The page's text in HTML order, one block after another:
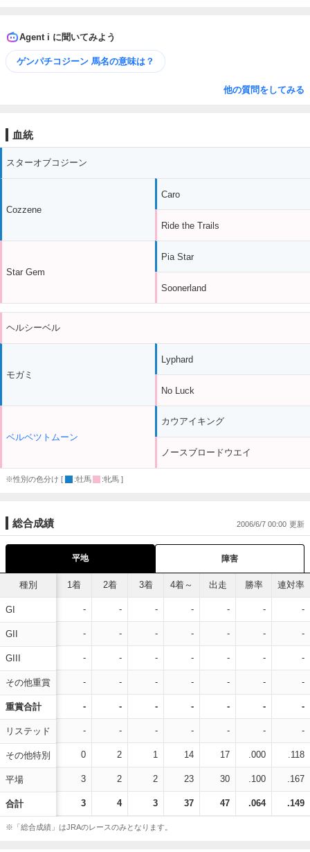
Agent i に聞いてみよう
ゲンパチコジーン 馬名の意味は？
他の質問をしてみる
血統
スターオブコジーン
Cozzene
Star Gem
Caro
Ride the Trails
Pia Star
Soonerland
ヘルシーベル
モガミ
ベルベツトムーン
Lyphard
No Luck
カウアイキング
ノースブロードウエイ
※性別の色分け [ :牡馬 :牝馬 ]
総合成績 2006/6/7 00:00
平地 障害
種別
GI
GII
GIII
その他重賞
重賞合計
リステッド
その他特別
平場
合計
1着 2着 3着 4着～ 出走 勝率 連対率
- - - - - - -
- - - - - - -
- - - - - - -
- - - - - - -
- - - - - - -
- - - - - - -
0 2 1 14 17 .000 .118
3 2 2 23 30 .100 .167
3 4 3 37 47 .064 .149
※「総合成績」はJRAのレースのみとなります。